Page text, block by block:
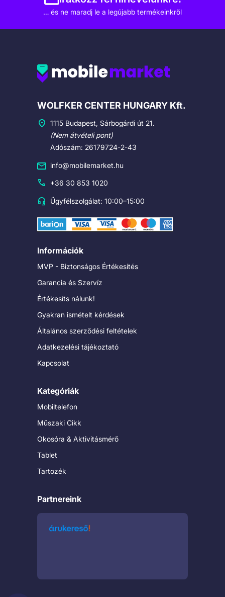
… és ne maradj le a legújabb termékeinkről
Cégadatok
WOLFKER CENTER HUNGARY Kft.
1115 Budapest, Sárbogárdi út 21.
(Nem átvételi pont)
Adószám: 26179724-2-43
info@mobilemarket.hu
+36 30 853 1020
Ügyfélszolgálat: 10:00–15:00
Információk
MVP - Biztonságos Értékesítés
Garancia és Szervíz
Értékesíts nálunk!
Gyakran ismételt kérdések
Általános szerződési feltételek
Adatkezelési tájékoztató
Kapcsolat
Kategóriák
Mobiltelefon
Műszaki Cikk
Okosóra & Aktivitásmérő
Tablet
Tartozék
Partnereink